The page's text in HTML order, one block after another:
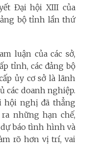
Đại hội XIII của
bộ tỉnh lần thứ
luận của các sở,
tỉnh, các đảng bộ
ủy cơ sở là lãnh
các doanh nghiệp.
hội nghị đã thẳng
những hạn chế,
báo tình hình và
rõ hơn vị trí, vai